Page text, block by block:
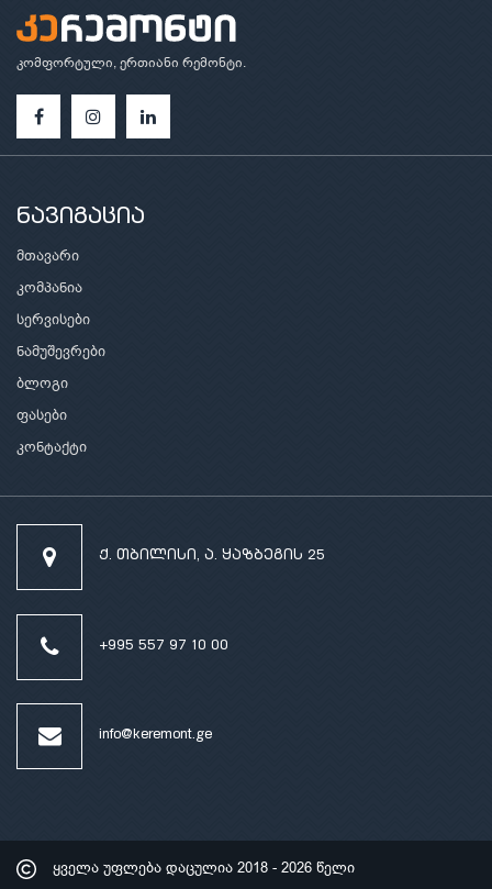
კომფორტული, ერთიანი რემონტი.
ნავიგაცია
მთავარი
კომპანია
სერვისები
ნამუშევრები
ბლოგი
ფასები
კონტაქტი
ქ. თბილისი, ა. ყაზბეგის 25
+995 557 97 10 00
info@keremont.ge
ყველა უფლება დაცულია 2018 - 2026 წელი